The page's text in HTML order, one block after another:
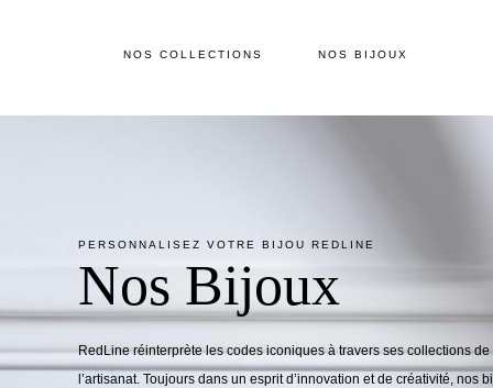
NOS COLLECTIONS NOS BIJOUX
PERSONNALISEZ VOTRE BIJOU REDLINE
Nos Bijoux
RedLine réinterprète les codes iconiques à travers ses collections
l’artisanat. Toujours dans un esprit d’innovation et de créativité, nos